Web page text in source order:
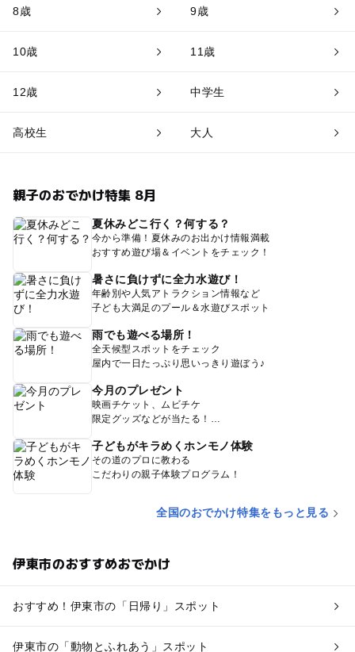
8歳 9歳
10歳 11歳
12歳 中学生
高校生 大人
親子のおでかけ特集 8月
夏休みどこ行く？何する？
今から準備！夏休みのお出かけ情報満載
おすすめ遊び場＆イベントをチェック！
暑さに負けずに全力水遊び！
年齢別や人気アトラクション情報など
子ども大満足のプール＆水遊びスポット
雨でも遊べる場所！
全天候型スポットをチェック
屋内で一日たっぷり思いっきり遊ぼう♪
今月のプレゼント
映画チケット、ムビチケ
限定グッズなどが当たる！
子どもがキラめくホンモノ体験
その道のプロに教わる
こだわりの親子体験プログラム！
全国のおでかけ特集をもっと見る
伊東市のおすすめおでかけ
おすすめ！伊東市の「日帰り」スポット
伊東市の「動物とふれあう」スポット